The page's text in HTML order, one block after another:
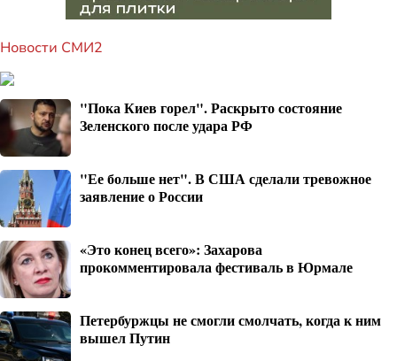
Новости СМИ2
"Пока Киев горел". Раскрыто состояние
Зеленского после удара РФ
"Ее больше нет". В США сделали тревожное
заявление о России
«Это конец всего»: Захарова
прокомментировала фестиваль в Юрмале
Петербуржцы не смогли смолчать, когда к ним
вышел Путин